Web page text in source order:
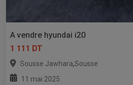
A vendre hyundai i20
1 111 DT
Sousse Jawhara,Sousse
11 mai 2025